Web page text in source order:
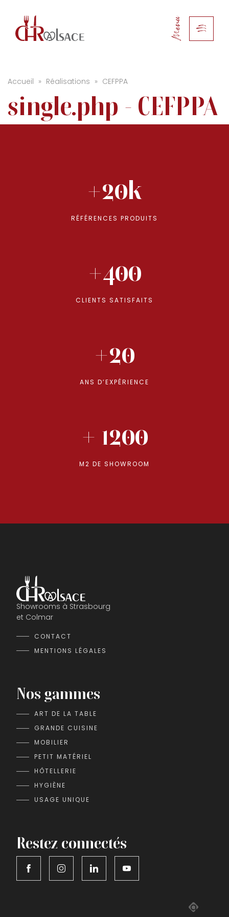
Menu
Accueil » Réalisations » CEFPPA
single.php - CEFPPA
+20k
RÉFÉRENCES PRODUITS
+400
CLIENTS SATISFAITS
+20
ANS D’EXPÉRIENCE
+ 1200
M2 DE SHOWROOM
Showrooms à Strasbourg
et Colmar
CONTACT
MENTIONS LÉGALES
Nos gammes
ART DE LA TABLE
GRANDE CUISINE
MOBILIER
PETIT MATÉRIEL
HÔTELLERIE
HYGIÈNE
USAGE UNIQUE
Restez connectés
Adipso,